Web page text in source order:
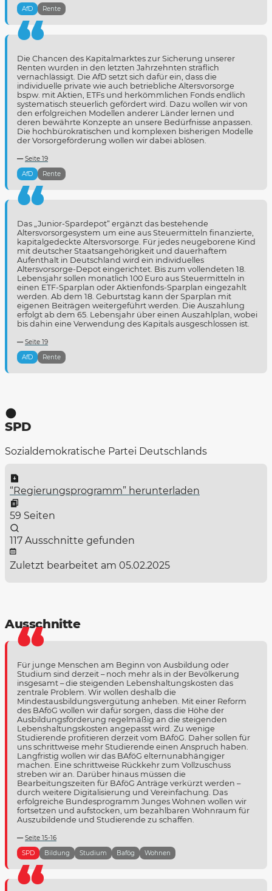
AfD
Rente
Die Chancen des Kapitalmarktes zur Sicherung unserer
Renten wurden in den letzten Jahrzehnten sträflich
vernachlässigt. Die AfD setzt sich dafür ein, dass die
individuelle private wie auch betriebliche Altersvorsorge
bspw. mit Aktien, ETFs und herkömmlichen Fonds endlich
systematisch steuerlich gefördert wird. Dazu wollen wir von
den erfolgreichen Modellen anderer Länder lernen und
deren bewährte Konzepte an unsere Bedürfnisse anpassen.
Die hochbürokratischen und komplexen bisherigen Modelle
der Vorsorgeförderung wollen wir dabei ablösen.
Seite 19
AfD
Rente
Das „Junior-Spardepot“ ergänzt das bestehende
Altersvorsorgesystem um eine aus Steuermitteln finanzierte,
kapitalgedeckte Altersvorsorge. Für jedes neugeborene Kind
mit deutscher Staatsangehörigkeit und dauerhaftem
Aufenthalt in Deutschland wird ein individuelles
Altersvorsorge-Depot eingerichtet. Bis zum vollendeten 18.
Lebensjahr sollen monatlich 100 Euro aus Steuermitteln in
einen ETF-Sparplan oder Aktienfonds-Sparplan eingezahlt
werden. Ab dem 18. Geburtstag kann der Sparplan mit
eigenen Beiträgen weitergeführt werden. Die Auszahlung
erfolgt ab dem 65. Lebensjahr über einen Auszahlplan, wobei
bis dahin eine Verwendung des Kapitals ausgeschlossen ist.
Seite 19
AfD
Rente
SPD
Sozialdemokratische Partei Deutschlands
“Regierungsprogramm” herunterladen
59 Seiten
117 Ausschnitte gefunden
Zuletzt bearbeitet am 05.02.2025
Ausschnitte
Für junge Menschen am Beginn von Ausbildung oder
Studium sind derzeit – noch mehr als in der Bevölkerung
insgesamt – die steigenden Lebenshaltungskosten das
zentrale Problem. Wir wollen deshalb die
Mindestausbildungsvergütung anheben. Mit einer Reform
des BAföG wollen wir dafür sorgen, dass die Höhe der
Ausbildungsförderung regelmäßig an die steigenden
Lebenshaltungskosten angepasst wird. Zu wenige
Studierende profitieren derzeit vom BAföG. Daher sollen für
uns schrittweise mehr Studierende einen Anspruch haben.
Langfristig wollen wir das BAföG elternunabhängiger
machen. Eine schrittweise Rückkehr zum Vollzuschuss
streben wir an. Darüber hinaus müssen die
Bearbeitungszeiten für BAföG Anträge verkürzt werden –
durch weitere Digitalisierung und Vereinfachung. Das
erfolgreiche Bundesprogramm Junges Wohnen wollen wir
fortsetzen und aufstocken, um bezahlbaren Wohnraum für
Auszubildende und Studierende zu schaffen.
Seite 15-16
SPD
Bildung Studium Bafög Wohnen